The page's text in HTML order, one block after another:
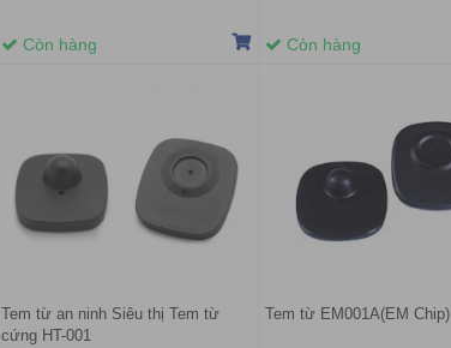
Còn hàng Còn hàng
Tem từ an ninh Siêu thị Tem từ
cứng HT-001
Tem từ EM001A(EM Chip)